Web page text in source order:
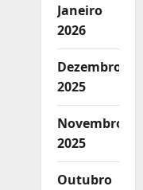
Janeiro
2026
Dezembro
2025
Novembro
2025
Outubro